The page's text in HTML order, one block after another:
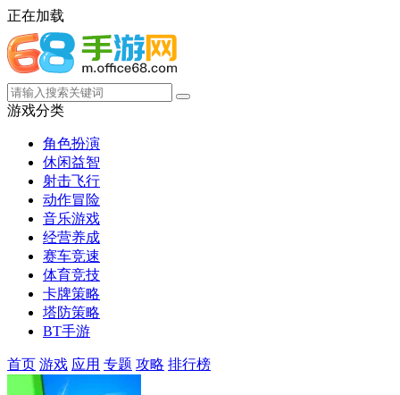
正在加载
游戏分类
角色扮演
休闲益智
射击飞行
动作冒险
音乐游戏
经营养成
赛车竞速
体育竞技
卡牌策略
塔防策略
BT手游
首页 游戏 应用 专题 攻略 排行榜